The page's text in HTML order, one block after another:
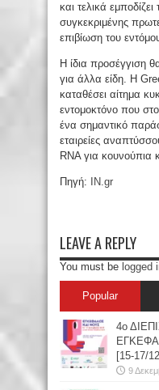
και τελικά
συγκεκριμένης
επιβίωση του
Η ίδια προσέγγιση
για άλλα είδη. Η
καταθέσει αίτημα
εντομοκτόνο που
ένα σημαντικό
εταιρείες
RNA για κουνούπια
Πηγή: IN.gr
LEAVE A REPLY
You must be logged
Popular
4ο
[15-17/
9